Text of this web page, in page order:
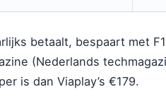
betaalt, bespaart met
(Nederlands
is dan Viaplay’s €179.